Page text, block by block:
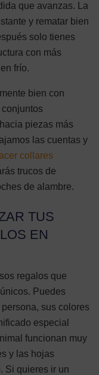
que avanzas. La
y rematar bien
solo tienes
con más
frío.
bien con
piezas más
las cuentas y
collares
trucos de
de alambre.
TUS
EN
regalos que
Puedes
sus colores
especial
funcionan muy
y las hojas
Si quieres ir un